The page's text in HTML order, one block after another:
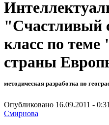
"Счастливый
класс по
страны
методическая разработка по
Опубликовано 16.09.2011 -
Смирнова